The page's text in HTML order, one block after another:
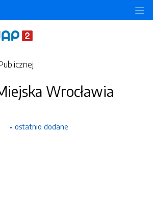
Wrocławia
ostatnio dodane